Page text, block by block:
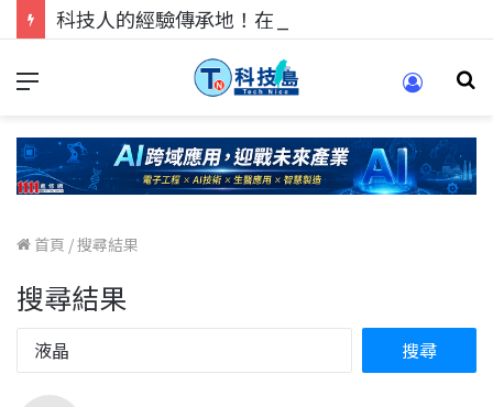
首頁 /搜尋結果
搜尋結果